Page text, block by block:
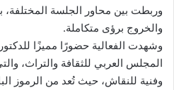
وربطت بين محاور الجلسة المختلفة،
والخروج برؤى متكاملة.
وشهدت الفعالية حضورًا مميزًا
المجلس العربي للثقافة والتراث،
وفنية للنقاش، حيث تُعد من الرموز